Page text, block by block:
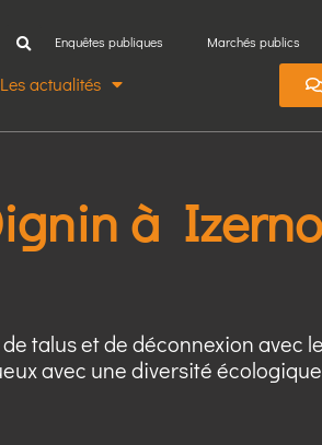
Enquêtes publiques Marchés publics
Les actualités
à
talus et de déconnexion avec
avec une diversité